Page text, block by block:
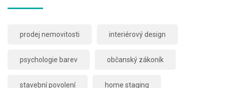
prodej nemovitosti interiérový design
psychologie barev občanský zákoník
stavební povolení home staging